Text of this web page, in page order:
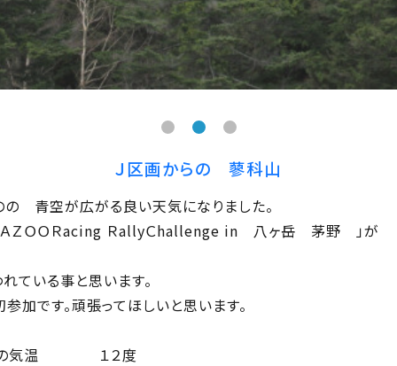
Ｊ区画からの 蓼科山
広がる良い天気になりました。
Ｒacing ＲallyＣhallenge in 八ヶ岳 茅野 」が
事と思います。
頑張ってほしいと思います。
温 １２度